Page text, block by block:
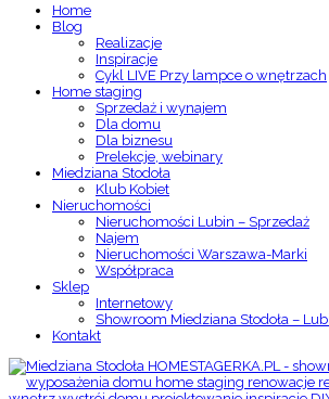
Home
Blog
Realizacje
Inspiracje
Cykl LIVE Przy lampce o wnętrzach
Home staging
Sprzedaż i wynajem
Dla domu
Dla biznesu
Prelekcje, webinary
Miedziana Stodoła
Klub Kobiet
Nieruchomości
Nieruchomości Lubin – Sprzedaż
Najem
Nieruchomości Warszawa-Marki
Współpraca
Sklep
Internetowy
Showroom Miedziana Stodoła –
Kontakt